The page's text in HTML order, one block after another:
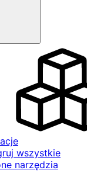
wszystkie
narzędzia